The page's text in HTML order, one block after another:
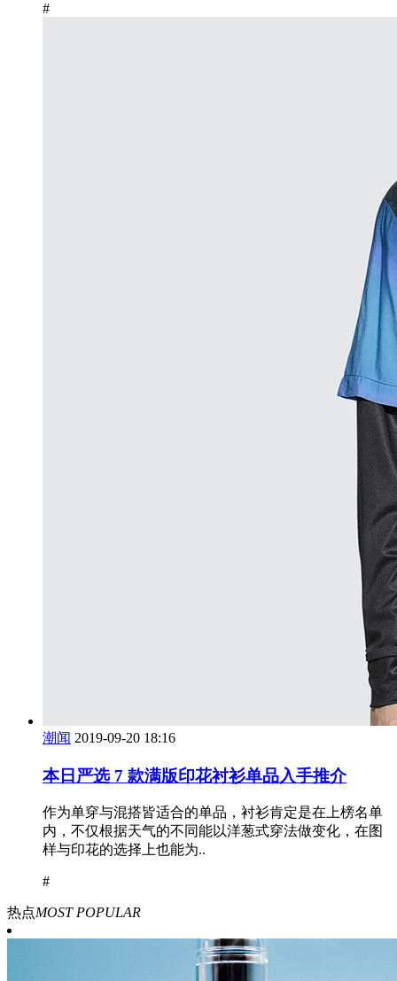
#
潮闻 2019-09-20 18:16
本日严选 7 款满版印花衬衫单品入手推介
作为单穿与混搭皆适合的单品，衬衫肯定是在上榜名单
内，不仅根据天气的不同能以洋葱式穿法做变化，在图
样与印花的选择上也能为..
#
热点MOST POPULAR